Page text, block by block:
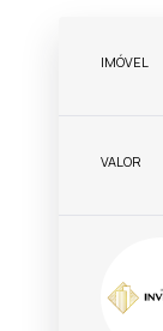
IMÓVEL
VALOR